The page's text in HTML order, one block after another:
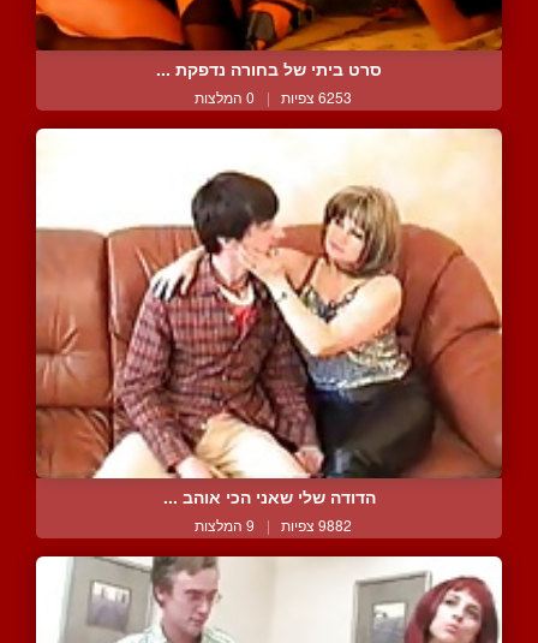
סרט ביתי של בחורה נדפקת ...
6253 צפיות | 0 המלצות
הדודה שלי שאני הכי אוהב ...
9882 צפיות | 9 המלצות